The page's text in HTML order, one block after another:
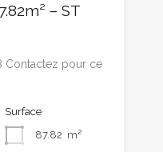
– ST
Contactez pour ce
Surface
87.82 m²